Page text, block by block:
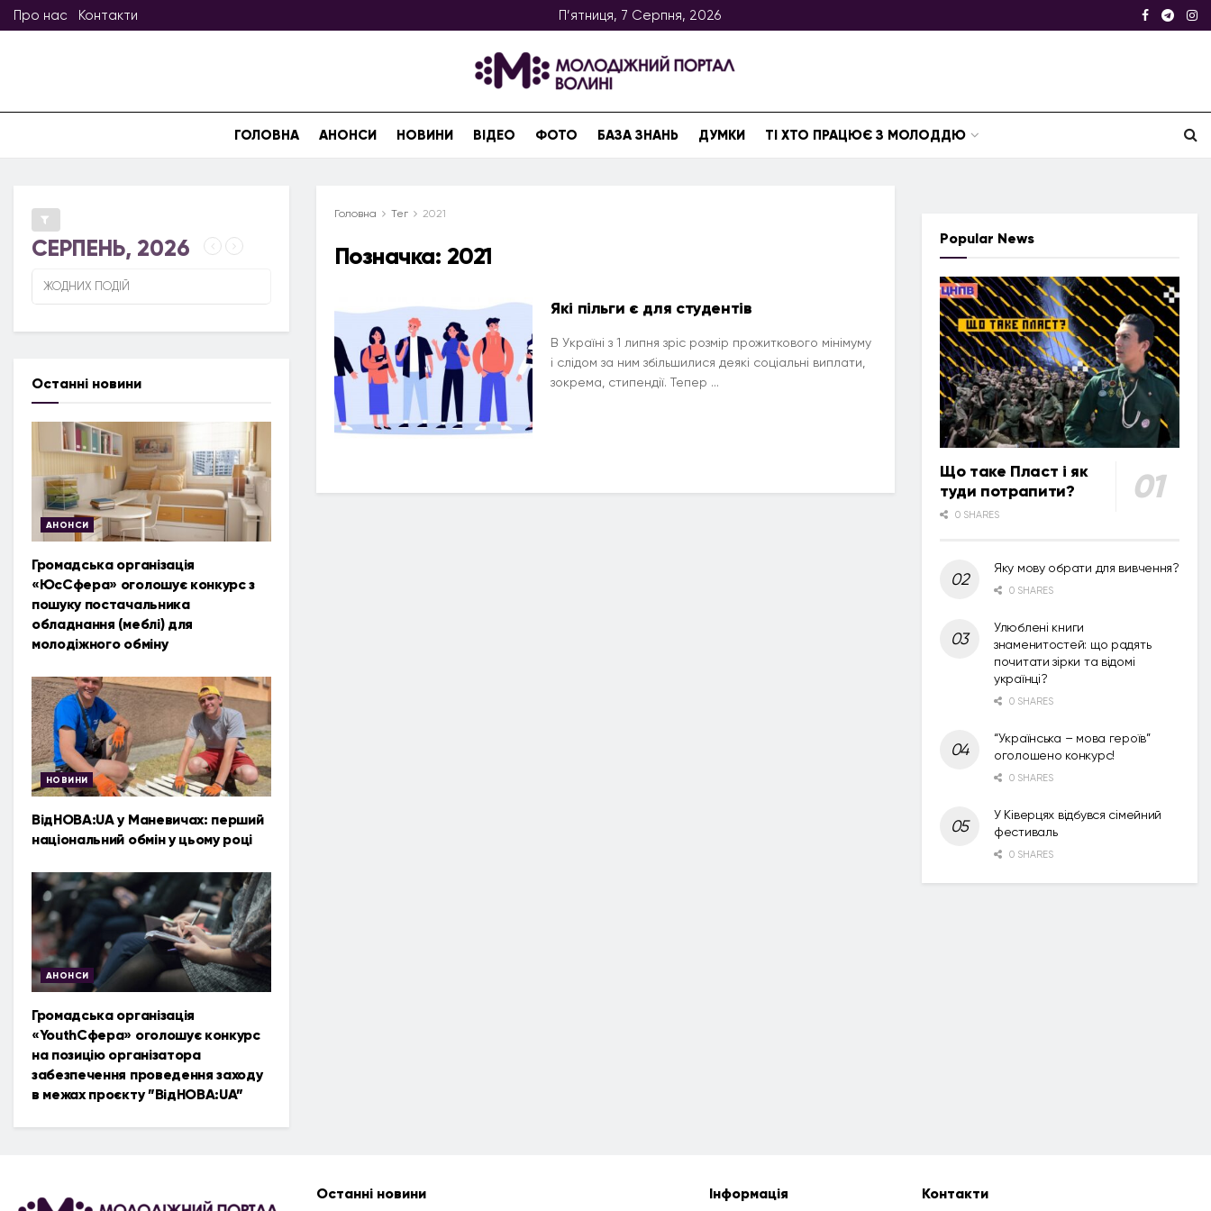
Про нас Контакти П’ятниця, 7 Серпня, 2026
ГОЛОВНА АНОНСИ НОВИНИ ВІДЕО ФОТО БАЗА ЗНАНЬ ДУМКИ ТІ ХТО ПРАЦЮЄ З МОЛОДДЮ
Головна Тег 2021
Позначка: 2021
Які пільги є для студентів
В Україні з 1 липня зріс розмір прожиткового мінімуму
і слідом за ним збільшилися деякі соціальні виплати,
зокрема, стипендії. Тепер ...
СЕРПЕНЬ, 2026
ЖОДНИХ ПОДІЙ
Останні новини
АНОНСИ
Громадська організація
«ЮсСфера» оголошує конкурс з
пошуку постачальника
обладнання (меблі) для
молодіжного обміну
НОВИНИ
ВідНОВА:UA у Маневичах: перший
національний обмін у цьому році
АНОНСИ
Громадська організація
«YouthСфера» оголошує конкурс
на позицію організатора
забезпечення проведення заходу
в межах проєкту ”ВідНОВА:UA”
Popular News
Що таке Пласт і як
туди потрапити?
0 SHARES
Яку мову обрати для вивчення?
0 SHARES
Улюблені книги
знаменитостей: що радять
почитати зірки та відомі
українці?
0 SHARES
“Українська – мова героїв”
оголошено конкурс!
0 SHARES
У Ківерцях відбувся сімейний
фестиваль
0 SHARES
Останні новини Інформація Контакти